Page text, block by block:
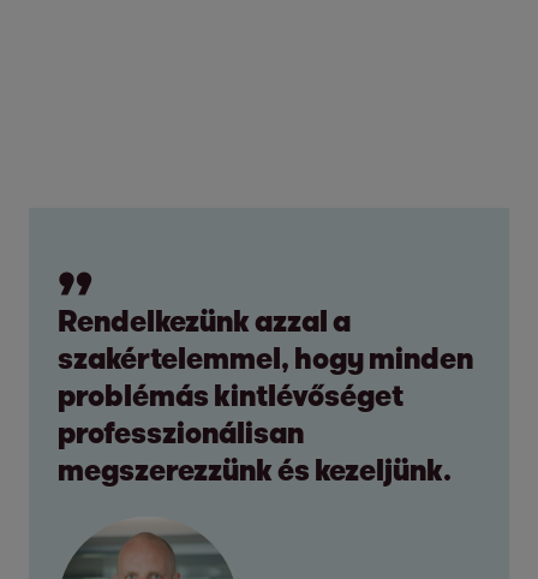
Rendelkezünk azzal a
szakértelemmel, hogy minden
problémás kintlévőséget
professzionálisan
megszerezzünk és kezeljünk.